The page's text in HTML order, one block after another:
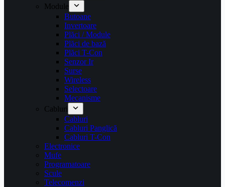
Module
Butoane
Invertoare
Plăci / Module
Plăci de bază
Plăci T-Con
Senzor Ir
Surse
Wireless
Selectoare
Mecanisme
Cabluri
Cabluri
Cabluri Panglică
Cabluri T-Con
Electronice
Mufe
Programatoare
Scule
Telecomenzi